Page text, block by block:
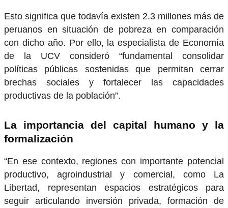
Esto significa que todavía existen 2.3 millones más de
peruanos en situación de pobreza en comparación
con dicho año. Por ello, la especialista de Economía
de la UCV consideró “fundamental consolidar
políticas públicas sostenidas que permitan cerrar
brechas sociales y fortalecer las capacidades
productivas de la población”.
La importancia del capital humano y la
formalización
“En ese contexto, regiones con importante potencial
productivo, agroindustrial y comercial, como La
Libertad, representan espacios estratégicos para
seguir articulando inversión privada, formación de